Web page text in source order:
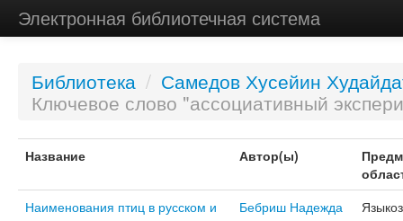
Электронная библиотечная система
Библиотека / Самедов Хусейин
Ключевое слово "ассоциативный
Название Автор(ы)
Наименования птиц в русском и
Бебриш Надежда